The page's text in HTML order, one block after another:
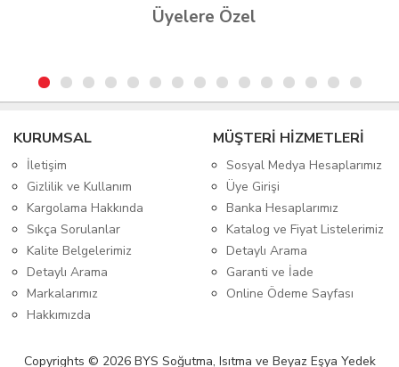
Üyelere Özel
KURUMSAL
İletişim
Gizlilik ve Kullanım
Kargolama Hakkında
Sıkça Sorulanlar
Kalite Belgelerimiz
Detaylı Arama
Markalarımız
Hakkımızda
MÜŞTERİ HİZMETLERİ
Sosyal Medya Hesaplarımız
Üye Girişi
Banka Hesaplarımız
Katalog ve Fiyat Listelerimiz
Detaylı Arama
Garanti ve İade
Online Ödeme Sayfası
Copyrights © 2026 BYS Soğutma, Isıtma ve Beyaz Eşya Yedek